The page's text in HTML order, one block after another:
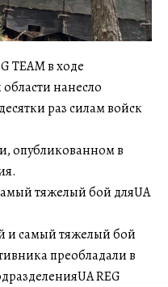
TEAM в ходе
нанесло
раз силам войск
опубликованном в
тяжелый бой дляUA
и самый тяжелый бой
преобладали в
REG